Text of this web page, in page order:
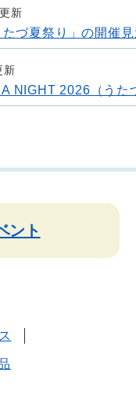
新
づ夏祭り」の開催
新
NIGHT 2026（うた
ント